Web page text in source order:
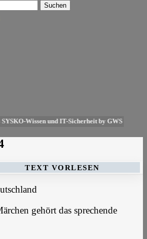
Suchen
Wissen und IT-Sicherheit by GWS
TEXT VORLESEN
gehört das sprechende